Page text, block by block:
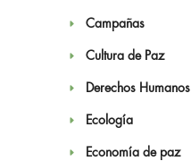
Campañas
Cultura de Paz
Derechos Humanos
Ecología
Economía de paz